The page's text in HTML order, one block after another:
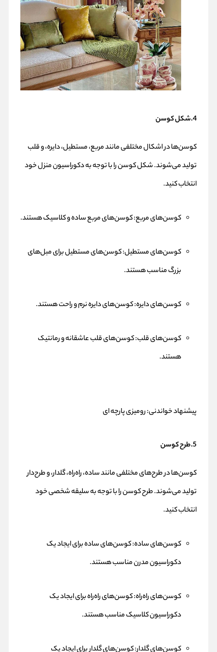
4.شکل کوسن
کوسن‌ها در اشکال مختلفی مانند مربع، مستطیل، دایره، و قلب
تولید می‌شوند. شکل کوسن را با توجه به دکوراسیون منزل خود
انتخاب کنید.
کوسن‌های مربع: کوسن‌های مربع ساده و کلاسیک هستند.
کوسن‌های مستطیل: کوسن‌های مستطیل برای مبل‌های
بزرگ مناسب هستند.
کوسن‌های دایره: کوسن‌های دایره نرم و راحت هستند.
کوسن‌های قلب: کوسن‌های قلب عاشقانه و رمانتیک
هستند.
پیشنهاد خواندنی:رومیزی پارچه ای
5.طرح کوسن
کوسن‌ها در طرح‌های مختلفی مانند ساده، راه‌راه، گلدار، و طرح‌دار
تولید می‌شوند. طرح کوسن را با توجه به سلیقه شخصی خود
انتخاب کنید.
کوسن‌های ساده: کوسن‌های ساده برای ایجاد یک
دکوراسیون مدرن مناسب هستند.
کوسن‌های راه‌راه: کوسن‌های راه‌راه برای ایجاد یک
دکوراسیون کلاسیک مناسب هستند.
کوسن‌های گلدار: کوسن‌های گلدار برای ایجاد یک